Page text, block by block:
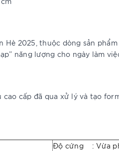
Hè 2025, thuộc dòng sản phẩm
năng lượng cho ngày làm
cao cấp đã qua xử lý và tạo
Độ cứng : Vừa